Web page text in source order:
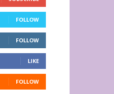
FOLLOW
FOLLOW
LIKE
FOLLOW